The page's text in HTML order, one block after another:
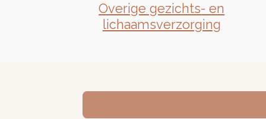
Overige gezichts- en
lichaamsverzorging